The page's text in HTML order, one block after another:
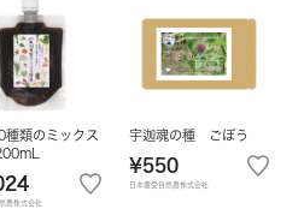
種類のミックス
農株式会社
宇迦魂の種 ごぼう
¥550
日本豊受自然農株式会社